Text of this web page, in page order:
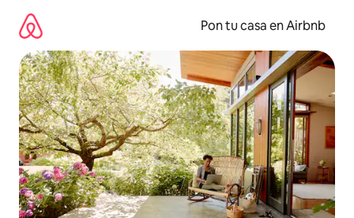
contenido
Pon tu casa en Airbnb